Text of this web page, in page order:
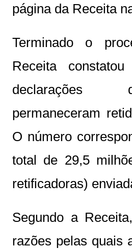
página da Receita
Terminado o
Receita
permaneceram
O número
total de 29,5
retificadoras)
Segundo a
razões pelas quais